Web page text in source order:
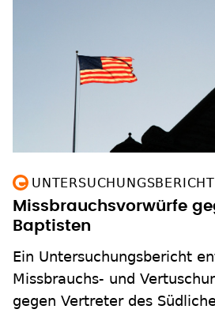
Missbrauchsvorwürfe
Baptisten
Ein Untersuchungsbericht
Missbrauchs- und
gegen Vertreter des